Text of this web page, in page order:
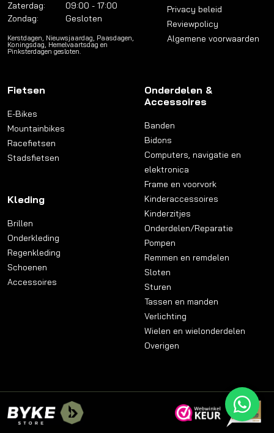
Zaterdag:
09:00 - 17:00
Zondag:
Gesloten
Kerstdagen, Nieuwsjaardag, Paasdagen,
Koningsdag, Hemelvaartsdag en
Pinksterdagen gesloten.
Privacy beleid
Reviewpolicy
Algemene voorwaarden
Fietsen
E-Bikes
Mountainbikes
Racefietsen
Stadsfietsen
Kleding
Brillen
Onderkleding
Regenkleding
Schoenen
Accessoires
Onderdelen &
Accessoires
Banden
Bidons
Computers, navigatie en
elektronica
Frame en voorvork
Kinderaccessoires
Kinderzitjes
Onderdelen/Reparatie
Pompen
Remmen en remdelen
Sloten
Sturen
Tassen en manden
Verlichting
Wielen en wielonderdelen
Overigen